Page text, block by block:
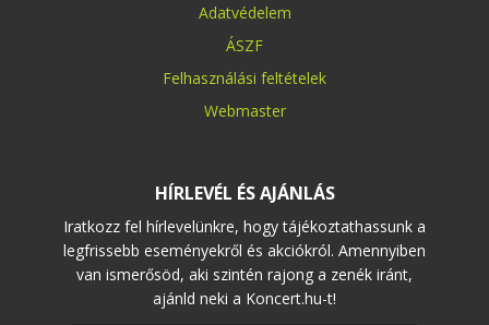
Adatvédelem
ÁSZF
Felhasználási feltételek
Webmaster
HÍRLEVÉL ÉS AJÁNLÁS
Iratkozz fel hírlevelünkre, hogy tájékoztathassunk a
legfrissebb eseményekről és akciókról. Amennyiben
van ismerősöd, aki szintén rajong a zenék iránt,
ajánld neki a Koncert.hu-t!